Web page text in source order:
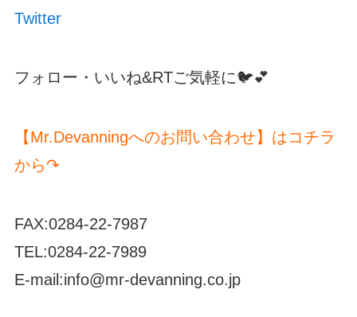
Twitter
フォロー・いいね&RTご気軽に🐦💕
【Mr.Devanningへのお問い合わせ】はコチラ
から↷
FAX:0284-22-7987
TEL:0284-22-7989
E-mail:info@mr-devanning.co.jp